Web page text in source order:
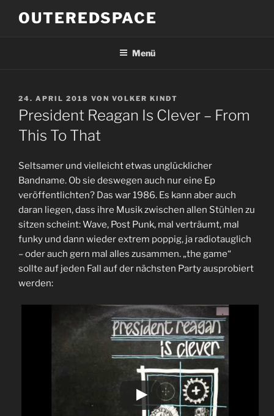
InhaltOUTEREDSPACE
Menü
VERÖFFENTLICHT
AM
24. APRIL 2018 VON VOLKER KINDT
President Reagan Is Clever – From
This To That
Seltsamer und vielleicht etwas unglücklicher
Bandname. Ob sie deswegen auch nur eine Ep
veröffentlichten? Das war 1986. Es kann aber auch
daran liegen, dass ihre Musik zwischen allen Stühlen zu
sitzen scheint: Wave, Post Punk, mal verträumt, mal
funky und dann wieder extrem poppig, ja radiotauglich
– oder auch gern mal alles zusammen. „the game“
sollte auf jeden Fall auf der nächsten Party ausprobiert
werden: